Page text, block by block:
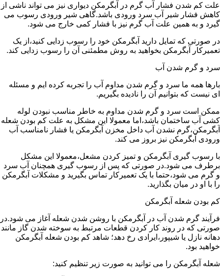
علت کم شدن فشار آب گرم در آبگرمکن دیواری نیز می تواند ناشی از
کاهش فشار شیر آب سرد ورودی باشد.گاهی شیر ورودی رسوب می
گیرد و به همین علت آب گرم نیز با فشار کمی خارج می شود.
در صورتی که تمایل دارید آبگرمکن خود را رسوب زدایی کنید،از یک
تعمیرکار آبگرمکن بخواهید به روش مطمئنی آن را رسوب زدایی کند.
سرد و گرم شدن آب
بارها همه ما سرد و گرم شدن مداوم آب را تجربه کرده ایم و مسئله
ای نیست که بتوانیم آن را نادیده بگیریم.
ممکن است سرد و گرم شدن مداوم به خاطر مناسب نبودن لوله
کشی آب ساختمان باشد،اما معمولا این مشکل به علت کم بودن شعله
آبگرمکن،گرم نشدن آب داخل مخزن آبگرمکن یا فشار نامناسب آب
ورودی آبگرمکن نیز بروز می کند.
با رسوب گیری آبگرمکن و تمیز کردن مشعل،معمولا این مشکل
برطرف می شود.در صورتی که پس از رسوب گیری همچنان آب سرد
و گرم می شود،حتما با یک تعمیرکار تماس بگیرید و مشکلات آبگرمکن
را با او در میان بگذارید.
کم بودن شعله آبگرمکن
فرآیند گرم شدن آب در آبگرمکن با روشن شدن شعله آغاز می شود.در
صورتی که در روند کار کردن قطعات مرتبط به سوخته شدن گاز مانند
دهانه نازل یا شیپور،ایرادی رخ دهد؛ شاهد کم بودن شعله آبگرمکن
خواهید بود.
شعله آبگرمکن را می توانید به صورت زیر تنظیم کنید: